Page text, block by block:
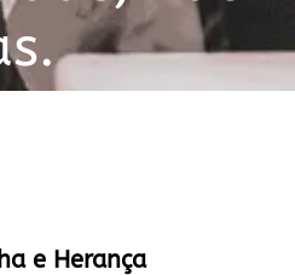
e Herança